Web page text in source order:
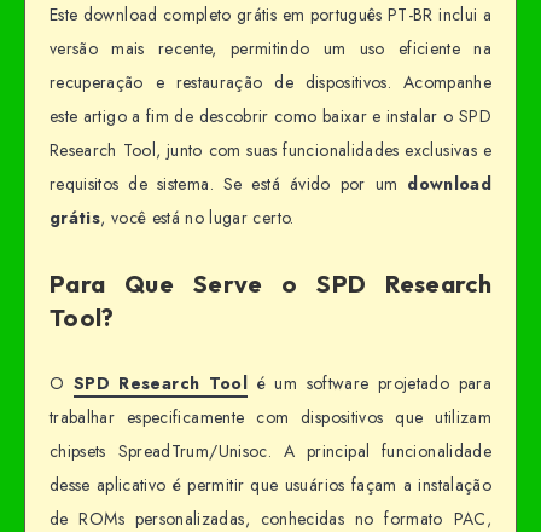
Este download completo grátis em português PT-BR inclui a
versão mais recente, permitindo um uso eficiente na
recuperação e restauração de dispositivos. Acompanhe
este artigo a fim de descobrir como baixar e instalar o SPD
Research Tool, junto com suas funcionalidades exclusivas e
requisitos de sistema. Se está ávido por um download
grátis, você está no lugar certo.
Para Que Serve o SPD Research
Tool?
O SPD Research Tool é um software projetado para
trabalhar especificamente com dispositivos que utilizam
chipsets SpreadTrum/Unisoc. A principal funcionalidade
desse aplicativo é permitir que usuários façam a instalação
de ROMs personalizadas, conhecidas no formato PAC,